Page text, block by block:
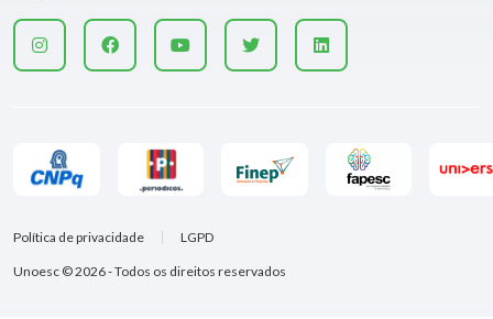
Unoesc © 2026 - Todos os direitos reservados
Política de privacidade LGPD